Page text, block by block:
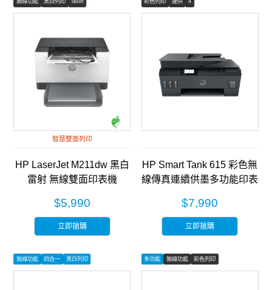
無線功能 黑白列印 laser
智慧雙面列印
HP LaserJet M211dw 黑白
雷射 無線雙面印表機
$5,990
立即搶購
彩色列印 連供 4
HP Smart Tank 615 彩色無
線傳真連續供墨多功能印表
$7,990
立即搶購
無線功能 四合一 黑白列印 多功能 無線功能 彩色列印